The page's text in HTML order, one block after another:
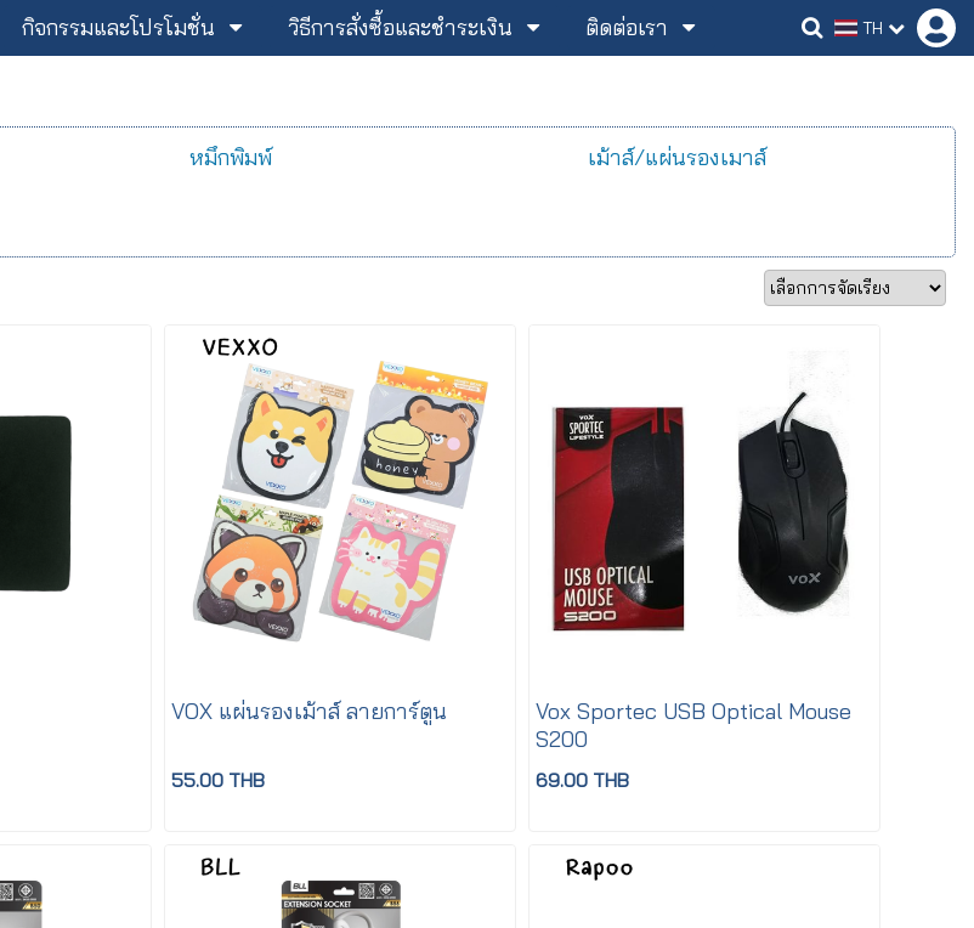
กิจกรรมและโปรโมชั่น วิธีการสั่งซื้อและชำระเงิน ติดต่อเรา TH
หมึกพิมพ์
เม้าส์/แผ่นรองเมาส์
VOX แผ่นรองเม้าส์ ลายการ์ตูน
55.00 THB
Vox Sportec USB Optical Mouse
S200
69.00 THB